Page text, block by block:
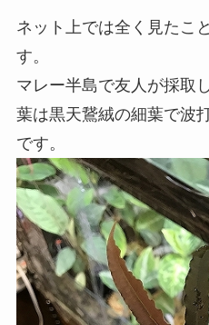
ネット上では全く見たこ
す。
マレー半島で友人が採取
葉は黒天鵞絨の細葉で波
です。